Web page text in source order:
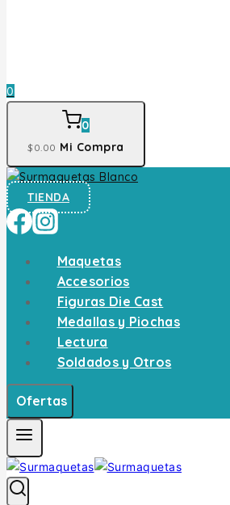
0
0
$0 .00 Mi Compra
TIENDA
Maquetas
Accesorios
Figuras Die Cast
Medallas y Piochas
Lectura
Soldados y Otros
Ofertas